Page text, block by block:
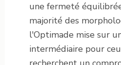
une fermeté
majorité des
l'Optimade mise sur
intermédiaire pour